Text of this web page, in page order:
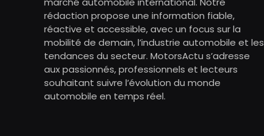
rédaction propose une information fiable,
réactive et accessible, avec un focus sur la
mobilité de demain, l’industrie automobile et les
tendances du secteur. MotorsActu s’adresse
aux passionnés, professionnels et lecteurs
souhaitant suivre l’évolution du monde
automobile en temps réel.